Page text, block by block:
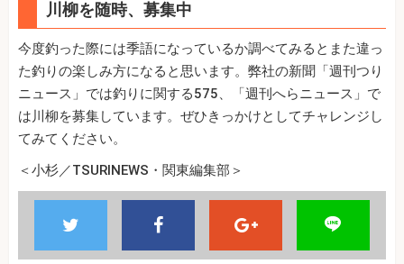
川柳を随時、募集中
今度釣った際には季語になっているか調べてみるとまた違っ
た釣りの楽しみ方になると思います。弊社の新聞「週刊つり
ニュース」では釣りに関する575、「週刊へらニュース」で
は川柳を募集しています。ぜひきっかけとしてチャレンジし
てみてください。
＜小杉／TSURINEWS・関東編集部＞